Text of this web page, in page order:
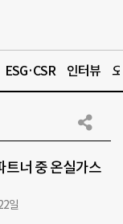
ESG·CSR 인터뷰
트너 중 온실가스
일